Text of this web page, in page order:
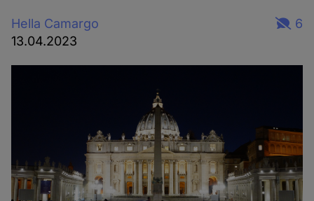
Hella Camargo
13.04.2023
6